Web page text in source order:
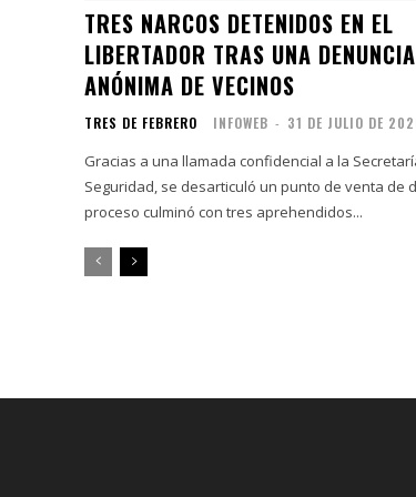
TRES NARCOS DETENIDOS EN EL
LIBERTADOR TRAS UNA DENUNCIA
ANÓNIMA DE VECINOS
TRES DE FEBRERO INFOWEB - 31 DE JULIO DE
Gracias a una llamada confidencial a la
Seguridad, se desarticuló un punto de venta de
proceso culminó con tres aprehendidos...